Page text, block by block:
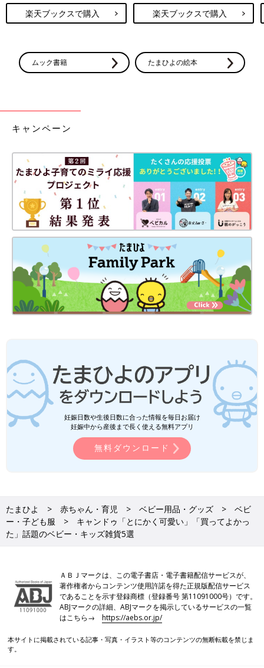
出典：Instagramアカウント「kaya.146」
のを嫌がっていたお子さんも、この靴下は毎日履きたがるのだと
か。「買ってよかった～」と満足そうです◎
パ最高」話題のおもちゃ5選
子どもが喜んで遊ぶ、とママやパパからも大人
気のキャンドゥのおもちゃ。今回はそんなキャ
ンドゥのおもちゃのなかから、SNSで話題のア
イテムをご紹介します！コスパに優れたものば
かりなので、ぜひチェックしてみてください
ね。
今回はキャンドゥのベビー・キッズ雑貨をご紹介しました。110
円ではない商品もありましたが、どれも可愛くてクオリティが高
いものばかりでしたよね。気になるアイテムがあれば、店舗やオ
ンラインショップで探してみてください♪
(文：mayu)
●記事内の価格はすべて税込み、2023年12月時点のものです。
●記事内容でご紹介している投稿、リンク先は、削除される場合
関連記事
キャンドゥ「これ考えた人天才！」「も
っと早く出会いたかった」超優秀な育児
グッズ5選
今回はキャンドゥの育児グッズに注目！子連れ
でのお出かけに重宝するものや、子どもが自分
で手を洗えるようになるアイデアグッズなど超
た」おすすめ4選
プチプラでクオリティの高いアイテムが揃う
100均では、おもちゃのラインナップも豊富！
今回は100均で買える人気の木製おもちゃをご
えします♪
100均/100円の記事一覧
楽天ブックスで購入 楽天ブックスで購入
ムック書籍 たまひよの絵本
キャンペーン
妊娠日数や生後日数に合った情報を毎日お届け
妊娠中から産後まで長く使える無料アプリ
無料ダウンロード
たまひよ 赤ちゃん・育児 ベビー用品・グッズ
ベビ
ー・子ども服
キャンドゥ「とにかく可愛い」「買ってよかっ
た」話題のベビー・キッズ雑貨5選
ＡＢＪマークは、この電子書店・電子書籍配信サービスが、
著作権者からコンテンツ使用許諾を得た正規版配信サービス
であることを示す登録商標（登録番号 第11091000号）です。
ABJマークの詳細、ABJマークを掲示しているサービスの一覧
はこちら→https://aebs.or.jp/
本サイトに掲載されている記事・写真・イラスト等のコンテンツの無断転載を禁じま
す。